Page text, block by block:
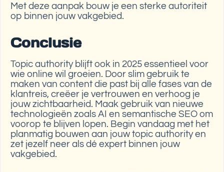
Met deze aanpak bouw je een sterke autoriteit
op binnen jouw vakgebied.
Conclusie
Topic authority blijft ook in 2025 essentieel voor
wie online wil groeien. Door slim gebruik te
maken van content die past bij alle fases van de
klantreis, creëer je vertrouwen en verhoog je
jouw zichtbaarheid. Maak gebruik van nieuwe
technologieën zoals AI en semantische SEO om
voorop te blijven lopen. Begin vandaag met het
planmatig bouwen aan jouw topic authority en
zet jezelf neer als dé expert binnen jouw
vakgebied.